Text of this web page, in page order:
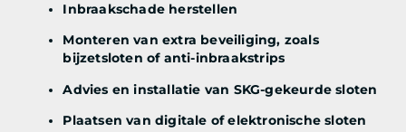
Inbraakschade herstellen
Monteren van extra beveiliging, zoals
bijzetsloten of anti-inbraakstrips
Advies en installatie van SKG-gekeurde sloten
Plaatsen van digitale of elektronische sloten